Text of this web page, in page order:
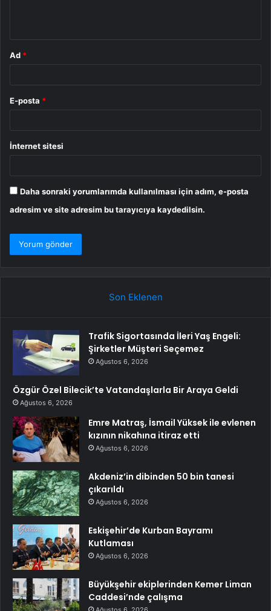
Ad *
E-posta *
İnternet sitesi
Daha sonraki yorumlarımda kullanılması için adım, e-posta
adresim ve site adresim bu tarayıcıya kaydedilsin.
Son Eklenen
Trafik Sigortasında İleri Yaş Engeli:
Şirketler Müşteri Seçemez
Ağustos 6, 2026
Özgür Özel Bilecik’te Vatandaşlarla Bir Araya Geldi
Ağustos 6, 2026
Emre Matraş, İsmail Yüksek ile evlenen
kızının nikahına itiraz etti
Ağustos 6, 2026
Akdeniz’in dibinden 50 bin tanesi
çıkarıldı
Ağustos 6, 2026
Eskişehir’de Kurban Bayramı
Kutlaması
Ağustos 6, 2026
Büyükşehir ekiplerinden Kemer Liman
Caddesi’nde çalışma